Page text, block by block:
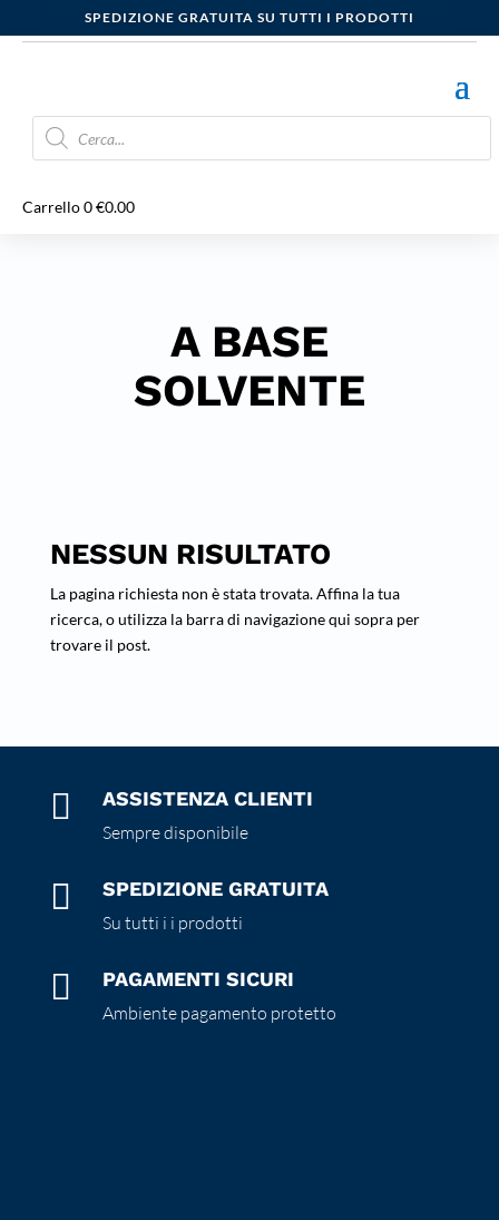
SPEDIZIONE GRATUITA SU TUTTI I PRODOTTI
Products
search
Carrello0€0.00
A BASE
SOLVENTE
NESSUN RISULTATO
La pagina richiesta non è stata trovata. Affina la tua
ricerca, o utilizza la barra di navigazione qui sopra per
trovare il post.
 ASSISTENZA CLIENTI
Sempre disponibile
 SPEDIZIONE GRATUITA
Su tutti i i prodotti
 PAGAMENTI SICURI
Ambiente pagamento protetto